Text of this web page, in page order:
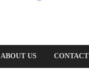
ABOUT US CONTACT